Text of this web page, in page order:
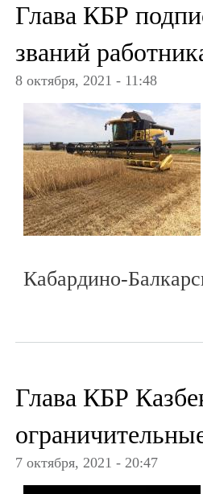
Глава КБР
званий
8 октября, 2021 - 11:48
Кабардино-
Глава КБР
7 октября, 2021 - 20:47